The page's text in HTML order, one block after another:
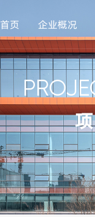
首页 企业概况